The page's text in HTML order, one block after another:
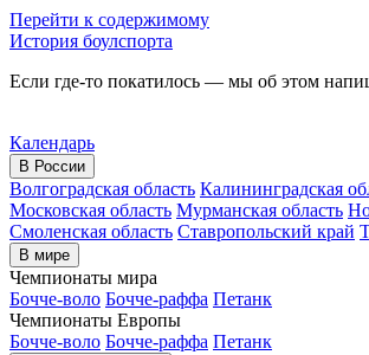
Перейти к содержимому
История боулспорта
Если где-то покатилось — мы об этом
Календарь
В России
Волгоградская область Калининградская
Московская область Мурманская область
Смоленская область Ставропольский край
В мире
Чемпионаты мира
Бочче-воло Бочче-раффа Петанк
Чемпионаты Европы
Бочче-воло Бочче-раффа Петанк